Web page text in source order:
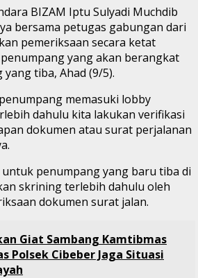
BIZAM Iptu Sulyadi Muchdib
bersama petugas gabungan dari
pemeriksaan secara ketat
yang akan berangkat
tiba, Ahad (9/5).
memasuki lobby
dahulu kita lakukan verifikasi
dokumen atau surat perjalanan
penumpang yang baru tiba di
skrining terlebih dahulu oleh
dokumen surat jalan.
Giat Sambang Kamtibmas
Polsek Cibeber Jaga Situasi